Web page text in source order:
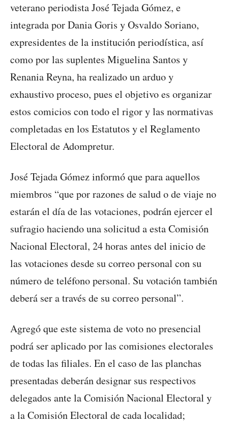
veterano periodista José Tejada Gómez, e
integrada por Dania Goris y Osvaldo Soriano,
expresidentes de la institución periodística, así
como por las suplentes Miguelina Santos y
Renania Reyna, ha realizado un arduo y
exhaustivo proceso, pues el objetivo es organizar
estos comicios con todo el rigor y las normativas
completadas en los Estatutos y el Reglamento
Electoral de Adompretur.
José Tejada Gómez informó que para aquellos
miembros “que por razones de salud o de viaje no
estarán el día de las votaciones, podrán ejercer el
sufragio haciendo una solicitud a esta Comisión
Nacional Electoral, 24 horas antes del inicio de
las votaciones desde su correo personal con su
número de teléfono personal. Su votación también
deberá ser a través de su correo personal”.
Agregó que este sistema de voto no presencial
podrá ser aplicado por las comisiones electorales
de todas las filiales. En el caso de las planchas
presentadas deberán designar sus respectivos
delegados ante la Comisión Nacional Electoral y
a la Comisión Electoral de cada localidad;